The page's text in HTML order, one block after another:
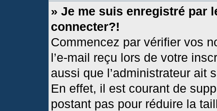
» Je me suis enregistré par
connecter?!
Commencez par vérifier vos
l’e-mail reçu lors de votre
aussi que l’administrateur ait
En effet, il est courant de
postant pas pour réduire la